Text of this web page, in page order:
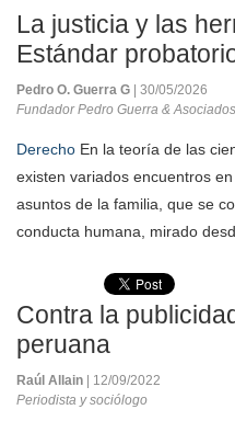
La justicia y las
Estándar
Pedro O. Guerra G
| 30/05/2026
Fundador Pedro Guerra & Asociados
Derecho En la teoría de las
existen variados encuentros
asuntos de la familia, que se
conducta humana, mirado
Contra la
peruana
Raúl Allain
| 12/09/2022
Periodista y sociólogo